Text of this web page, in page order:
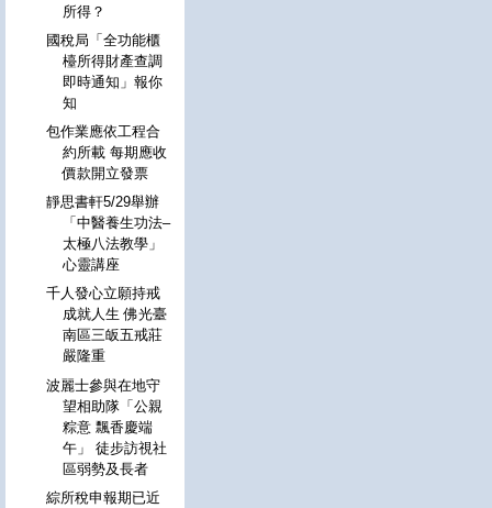
所得？
國稅局「全功能櫃
檯所得財產查調
即時通知」報你
知
包作業應依工程合
約所載 每期應收
價款開立發票
靜思書軒5/29舉辦
「中醫養生功法–
太極八法教學」
心靈講座
千人發心立願持戒
成就人生 佛光臺
南區三皈五戒莊
嚴隆重
波麗士參與在地守
望相助隊「公親
粽意 飄香慶端
午」 徒步訪視社
區弱勢及長者
綜所稅申報期已近